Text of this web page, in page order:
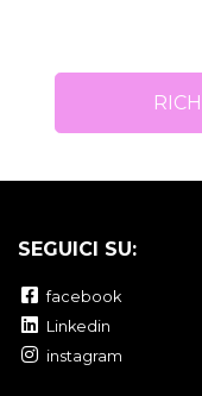
SEGUICI SU:
facebook
Linkedin
instagram